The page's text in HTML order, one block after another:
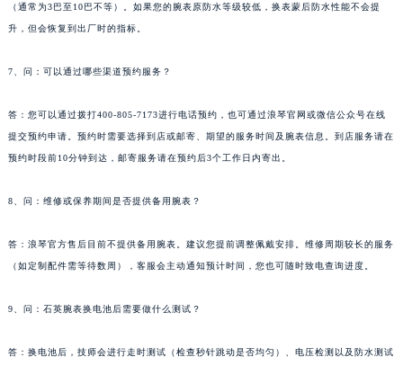
（通常为3巴至10巴不等）。如果您的腕表原防水等级较低，换表蒙后防水性能不会提
升，但会恢复到出厂时的指标。
7、问：可以通过哪些渠道预约服务？
答：您可以通过拨打400-805-7173进行电话预约，也可通过浪琴官网或微信公众号在线
提交预约申请。预约时需要选择到店或邮寄、期望的服务时间及腕表信息。到店服务请在
预约时段前10分钟到达，邮寄服务请在预约后3个工作日内寄出。
8、问：维修或保养期间是否提供备用腕表？
答：浪琴官方售后目前不提供备用腕表。建议您提前调整佩戴安排。维修周期较长的服务
（如定制配件需等待数周），客服会主动通知预计时间，您也可随时致电查询进度。
9、问：石英腕表换电池后需要做什么测试？
答：换电池后，技师会进行走时测试（检查秒针跳动是否均匀）、电压检测以及防水测试